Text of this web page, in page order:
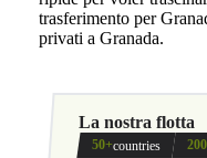
trasferimento per
privati a Granada.
La nostra flotta
50+countries